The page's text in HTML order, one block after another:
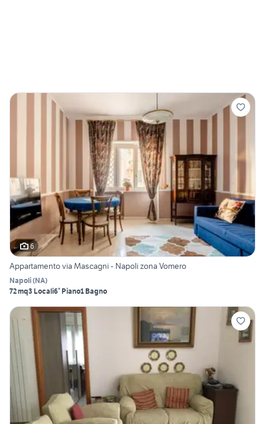
6
Appartamento via Mascagni - Napoli zona Vomero
Napoli(NA)
72 mq3 Locali6° Piano1 Bagno